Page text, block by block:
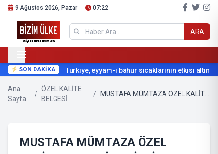
9 Ağustos 2026, Pazar 07:22
ARA
SON DAKİKA Türkiye, eyyam-ı bahur sıcaklarının etkisi altına
Ana
Sayfa
/
ÖZEL KALİTE
BELGESİ
/
MUSTAFA MÜMTAZA ÖZEL